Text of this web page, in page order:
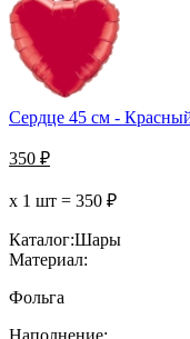
Сердце 45 см -
350 ₽
х 1 шт = 350 ₽
Каталог:Шары
Материал:
Фольга
Наполнение: